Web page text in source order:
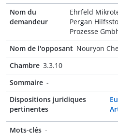
Nom du
demandeur
Ehrfeld
Pergan
Prozesse
Nom de l'opposant Nouryon
Chambre 3.3.10
Sommaire -
Dispositions juridiques
pertinentes
Mots-clés -